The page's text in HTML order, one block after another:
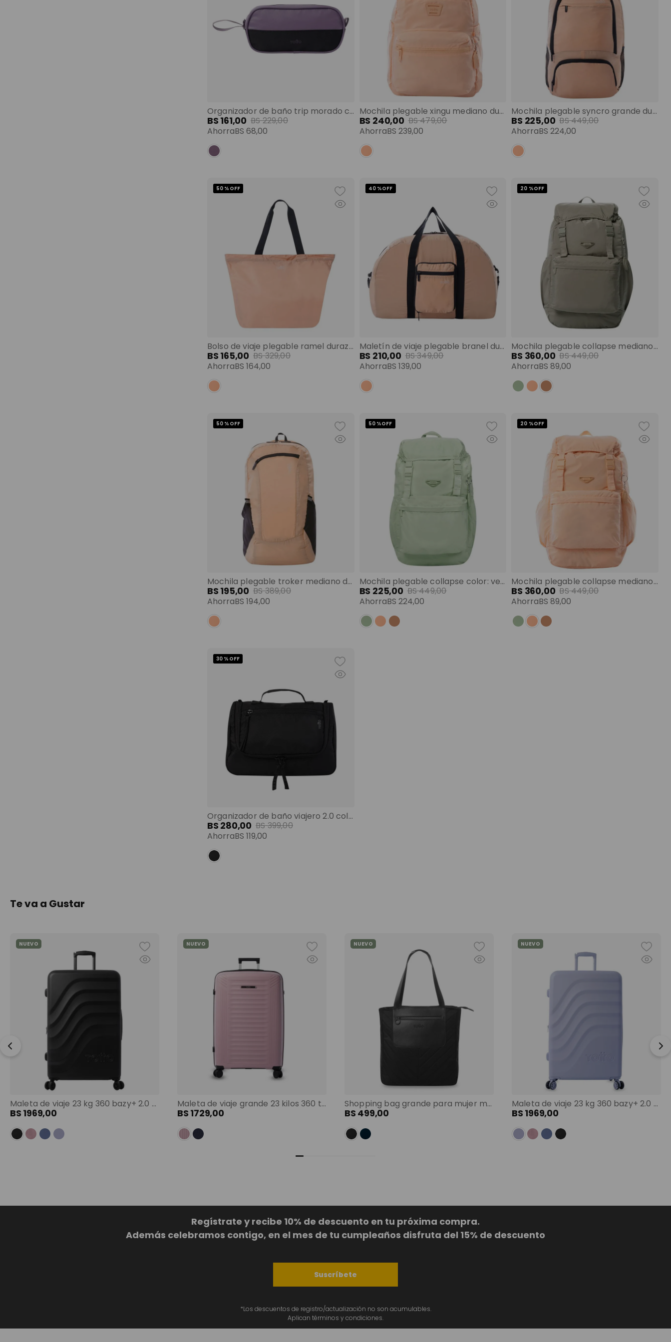
Organizador de baño trip morado color: morado talla: s
BS 161,00 BS229,00
AhorraBS 68,00
Mochila plegable xingu mediano durazno color: rosado talla: m
BS 240,00 BS479,00
AhorraBS 239,00
Mochila plegable syncro grande durazno color: rosado talla: l
BS 225,00 BS449,00
AhorraBS 224,00
Bolso de viaje plegable ramel durazno color: rosado talla: l
50 % OFF
BS 165,00 BS329,00
AhorraBS 164,00
Maletín de viaje plegable branel durazno color: rosado talla: l
40 %OFF
BS 210,00 BS349,00
AhorraBS 139,00
Mochila plegable collapse mediano terreo color: terreo talla: m
20 %OFF
BS 360,00 BS449,00
AhorraBS 89,00
Mochila plegable troker mediano durazno color: rosado talla: m
50 % OFF
BS 195,00 BS389,00
AhorraBS 194,00
Mochila plegable collapse color: verde talla:m
50 %OFF
BS 225,00 BS449,00
AhorraBS 224,00
Mochila plegable collapse mediano durazno color: rosado talla: m
20 %OFF
BS 360,00 BS449,00
AhorraBS 89,00
Organizador de baño viajero 2.0 color: negro talla: u
30 % OFF
BS 280,00 BS399,00
AhorraBS 119,00
Te va a Gustar
Maleta de viaje 23 kg 360 bazy+ 2.0 bodega negro color: negro
NUEVO
BS 1969,00
Maleta de viaje grande 23 kilos 360 trulli morado color: morado
NUEVO
BS 1729,00
Shopping bag grande para mujer malawi porta pc 13" negro color: negro
NUEVO
BS 499,00
Maleta de viaje 23 kg 360 bazy+ 2.0 bodega morado color: morado
NUEVO
BS 1969,00
Regístrate y recibe 10% de descuento en tu próxima compra.
Además celebramos contigo, en el mes de tu cumpleaños disfruta del 15% de descuento
Suscríbete
*Los descuentos de registro/actualización no son acumulables.
Aplican términos y condiciones.